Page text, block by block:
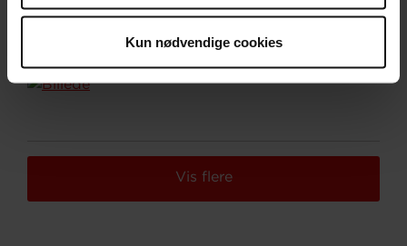
Kun nødvendige cookies
Vis flere